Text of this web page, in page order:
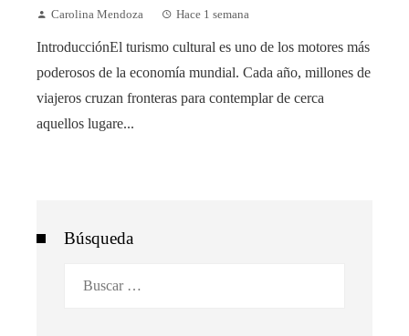
Carolina Mendoza Hace 1 semana
IntroducciónEl turismo cultural es uno de los motores más
poderosos de la economía mundial. Cada año, millones de
viajeros cruzan fronteras para contemplar de cerca
aquellos lugare...
Búsqueda